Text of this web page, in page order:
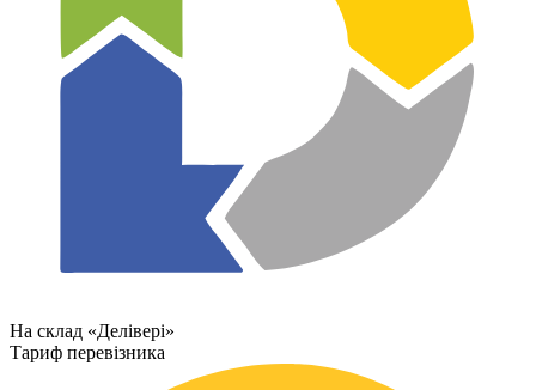
На склад «Делівері»
Тариф перевізника